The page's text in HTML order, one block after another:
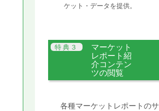
ケット・データを提供。
マーケット
レポート紹
介コンテン
ツの閲覧
各種マーケットレポートのサ